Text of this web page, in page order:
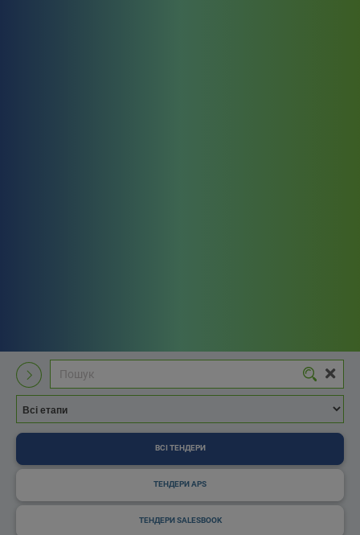
ВСІ ТЕНДЕРИ
ТЕНДЕРИ APS
ТЕНДЕРИ SALESBOOK